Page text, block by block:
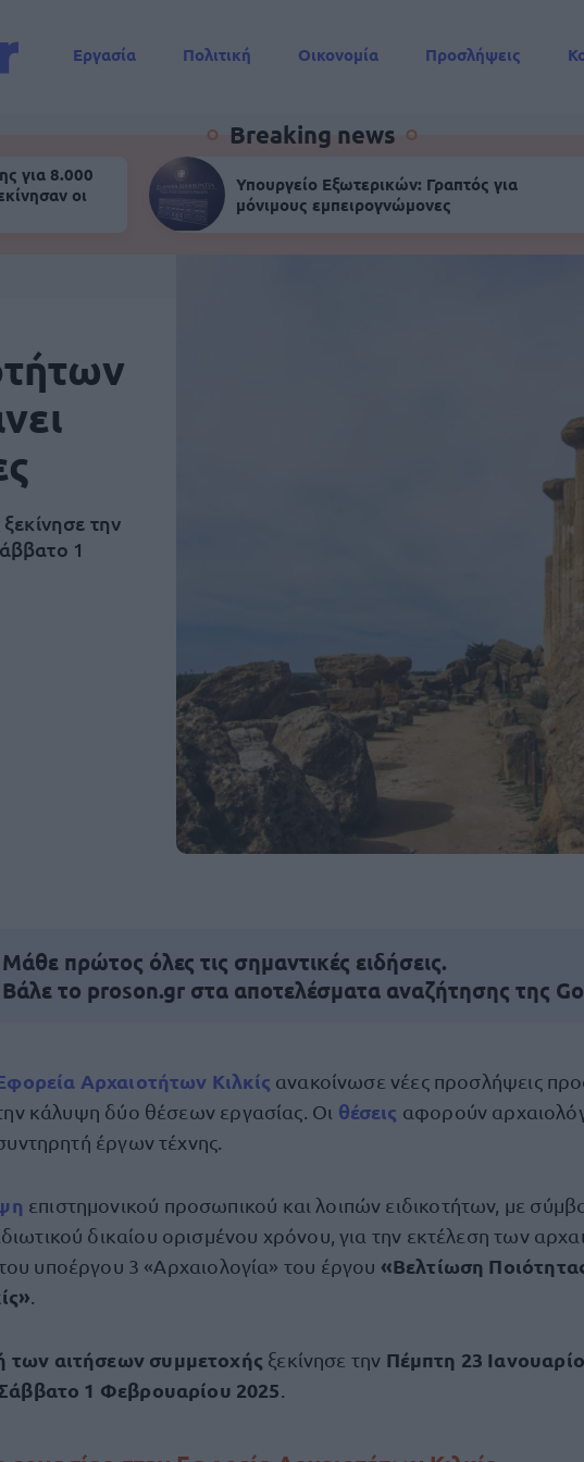
Εργασία Πολιτική Οικονομία Προσλήψεις
Breaking news
για 8.000
οι
Υπουργείο Εξωτερικών: Γραπτός για
μόνιμους εμπειρογνώμονες
την
1
Μάθε πρώτος όλες τις σημαντικές ειδήσεις.
Βάλε το proson.gr στα αποτελέσματα αναζήτησης της
Αρχαιοτήτων Κιλκίς ανακοίνωσε νέες προσλήψεις
κάλυψη δύο θέσεων εργασίας. Οι θέσεις αφορούν
έργων τέχνης.
επιστημονικού προσωπικού και λοιπών ειδικοτήτων, με
δικαίου ορισμένου χρόνου, για την εκτέλεση των
υποέργου 3 «Αρχαιολογία» του έργου «Βελτίωση
των αιτήσεων συμμετοχής ξεκίνησε την Πέμπτη 23
1 Φεβρουαρίου 2025